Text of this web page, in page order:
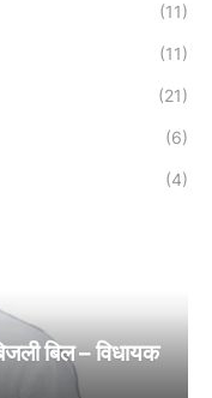
(11)
(11)
(21)
(6)
(4)
बिल – विधायक